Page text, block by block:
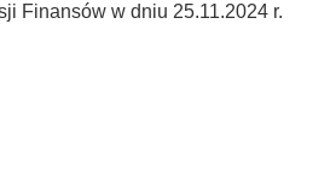
Finansów w dniu 25.11.2024 r.